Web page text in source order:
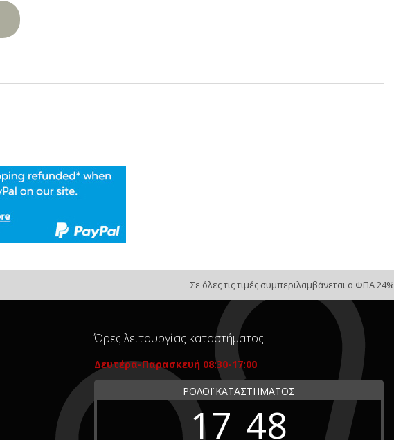
Σε όλες τις τιμές συμπεριλαμβάνεται ο ΦΠΑ 24%
Ώρες λειτουργίας καταστήματος
Δευτέρα-Παρασκευή 08:30-17:00
ΡΟΛΟΪ ΚΑΤΑΣΤΗΜΑΤΟΣ
17 48